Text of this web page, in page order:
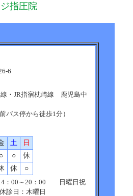
指圧院
6
線・JR指宿枕崎線 鹿児島中
バス停から徒歩1分）
土
日
○ ○
休
休
○
14：00～20：00 日曜日祝
診日：木曜日